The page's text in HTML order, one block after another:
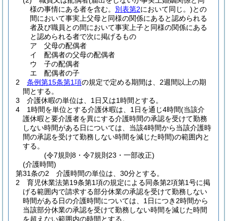
様の事情にある者を含む。 別表第2において同じ。)との
間において事実上父母と同様の関係にあると認められる
者及び職員との間において事実上子と同様の関係にある
と認められる者で次に掲げるもの
ア
父母の配偶者
イ
配偶者の父母の配偶者
ウ
子の配偶者
エ
配偶者の子
2
条例第15条第1項の規定で定める期間は、2週間以上の期
間とする。
3
介護休暇の単位は、1日又は1時間とする。
4
1時間を単位とする介護休暇は、1日を通じ4時間(当該介
護休暇と要介護者を異にする介護時間の承認を受けて勤務
しない時間がある日については、当該4時間から当該介護時
間の承認を受けて勤務しない時間を減じた時間)の範囲内と
する。
(令7規則8・令7規則23・一部改正)
(介護時間)
第31条の2
介護時間の単位は、30分とする。
2
育児休業法第19条第1項の規定による同条第2項第1号に掲
げる範囲内で請求する部分休業の承認を受けて勤務しない
時間がある日の介護時間については、1日につき2時間から
当該部分休業の承認を受けて勤務しない時間を減じた時間
を超えない範囲内の時間とする。